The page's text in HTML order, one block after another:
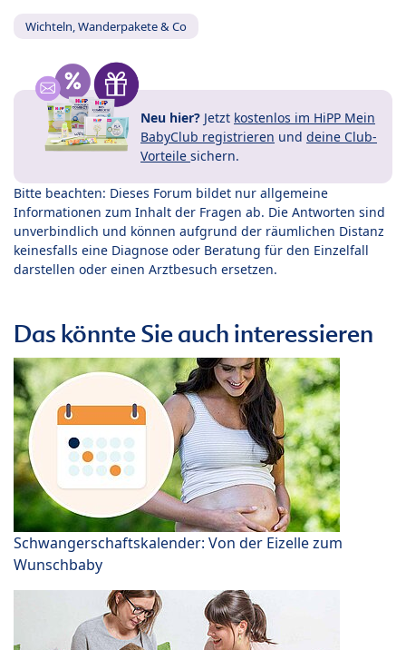
Wichteln, Wanderpakete & Co
Neu hier? Jetzt kostenlos im HiPP Mein
BabyClub registrieren und deine Club-
Vorteile sichern.
Bitte beachten: Dieses Forum bildet nur allgemeine
Informationen zum Inhalt der Fragen ab. Die Antworten sind
unverbindlich und können aufgrund der räumlichen Distanz
keinesfalls eine Diagnose oder Beratung für den Einzelfall
darstellen oder einen Arztbesuch ersetzen.
Das könnte Sie auch interessieren
Schwangerschaftskalender: Von der Eizelle zum
Wunschbaby